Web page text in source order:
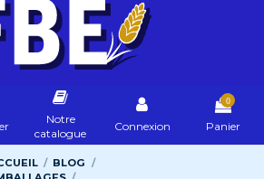
Notre
catalogue
Connexion
0
Panier
BLOG